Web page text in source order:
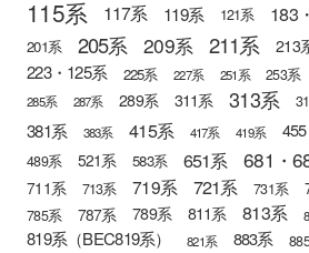
115系 117系 119系 121系 183
201系 205系 209系 211系 213
223・125系 225系 227系 251系 253系
285系
287系 289系 311系 313系
381系 383系 415系 417系 419系
489系 521系 583系 651系 681・
711系 713系 719系 721系 731系
785系 787系 789系 811系 813系
819系（BEC819系） 821系 883系